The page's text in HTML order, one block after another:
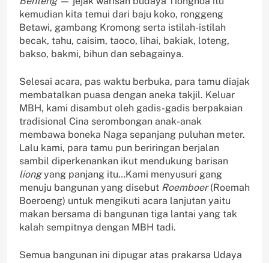
kemudian kita temui dari baju koko, ronggeng
Betawi, gambang Kromong serta istilah-istilah
becak, tahu, caisim, taoco, lihai, bakiak, loteng,
bakso, bakmi, bihun dan sebagainya.
Selesai acara, pas waktu berbuka, para tamu diajak
membatalkan puasa dengan aneka takjil. Keluar
MBH, kami disambut oleh gadis-gadis berpakaian
tradisional Cina serombongan anak-anak
membawa boneka Naga sepanjang puluhan meter.
Lalu kami, para tamu pun beriringan berjalan
sambil diperkenankan ikut mendukung barisan
liongyang panjang itu…Kami menyusuri gang
menuju bangunan yang disebut Roemboer(Roemah
Boeroeng) untuk mengikuti acara lanjutan yaitu
makan bersama di bangunan tiga lantai yang tak
kalah sempitnya dengan MBH tadi.
Semua bangunan ini dipugar atas prakarsa Udaya